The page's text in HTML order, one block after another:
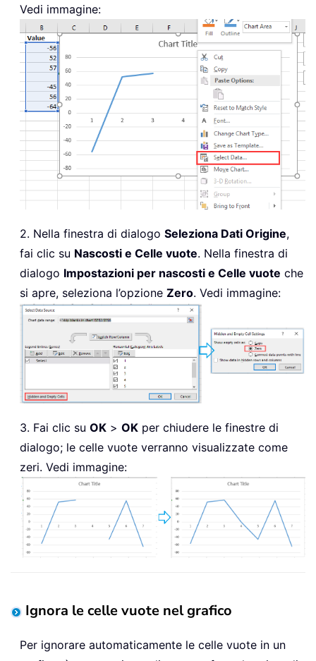
Vedi immagine:
2. Nella finestra di dialogo Seleziona Dati Origine,
fai clic su Nascosti e Celle vuote. Nella finestra di
dialogo Impostazioni per nascosti e Celle vuote che
si apre, seleziona l’opzione Zero. Vedi immagine:
3. Fai clic su OK > OK per chiudere le finestre di
dialogo; le celle vuote verranno visualizzate come
zeri. Vedi immagine:
Ignora le celle vuote nel grafico
Per ignorare automaticamente le celle vuote in un